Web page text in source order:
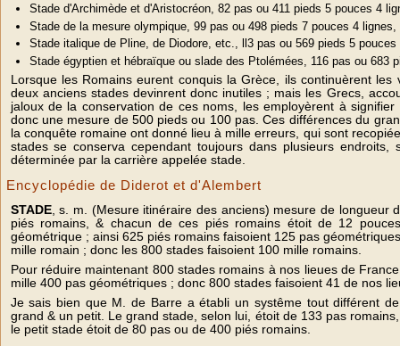
Stade d'Archimède et d'Aristocréon, 82 pas ou 411 pieds 5 pouces 4
Stade de la mesure olympique, 99 pas ou 498 pieds 7 pouces 4 lignes,
Stade italique de Pline, de Diodore, etc., ll3 pas ou 569 pieds 5
Stade égyptien et hébraïque ou slade des Ptolémées, 116 pas ou 683
Lorsque les Romains eurent conquis la Grèce, ils continuèrent
deux anciens stades devinrent donc inutiles ; mais les Grecs,
jaloux de la conservation de ces noms, les employèrent à
donc une mesure de 500 pieds ou 100 pas. Ces différences du
la conquête romaine ont donné lieu à mille erreurs, qui sont
stades se conserva cependant toujours dans plusieurs
déterminée par la carrière appelée stade.
Encyclopédie de Diderot et d'Alembert
STADE, s. m. (Mesure itinéraire des anciens) mesure de longueur
piés romains, & chacun de ces piés romains étoit de 12
géométrique ; ainsi 625 piés romains faisoient 125 pas
mille romain ; donc les 800 stades faisoient 100 mille romains.
Pour réduire maintenant 800 stades romains à nos lieues de
mille 400 pas géométriques ; donc 800 stades faisoient 41 de nos
Je sais bien que M. de Barre a établi un systême tout différent
grand & un petit. Le grand stade, selon lui, étoit de 133 pas
le petit stade étoit de 80 pas ou de 400 piés romains.